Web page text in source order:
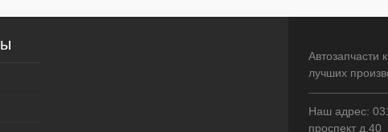
Автозапчасти
лучших
Наш адрес:
проспект д.40